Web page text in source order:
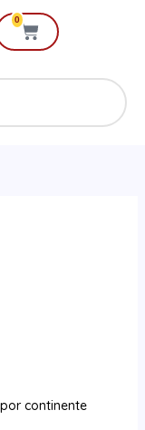
0
Cart
continente